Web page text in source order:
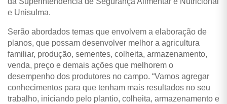
e Unisulma.
Serão abordados temas que envolvem a elaboração de
planos, que possam desenvolver melhor a agricultura
familiar, produção, sementes, colheita, armazenamento,
venda, preço e demais ações que melhorem o
desempenho dos produtores no campo. “Vamos agregar
conhecimentos para que tenham mais resultados no seu
trabalho, iniciando pelo plantio, colheita, armazenamento e